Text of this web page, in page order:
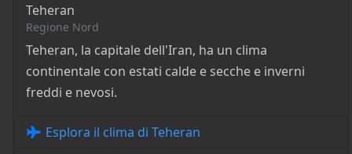
Teheran
Regione Nord
Teheran, la capitale dell'Iran, ha un clima
continentale con estati calde e secche e inverni
freddi e nevosi.
Esplora il clima di Teheran